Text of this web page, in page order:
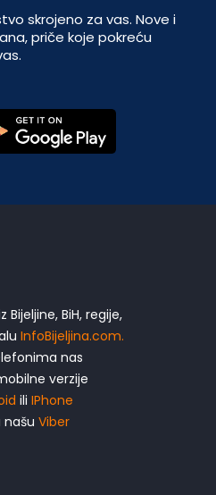
skrojeno za vas. Nove i
priče koje pokreću
BiH, regije,
InfoBijeljina.com.
nas
verzije
ili IPhone
našu Viber